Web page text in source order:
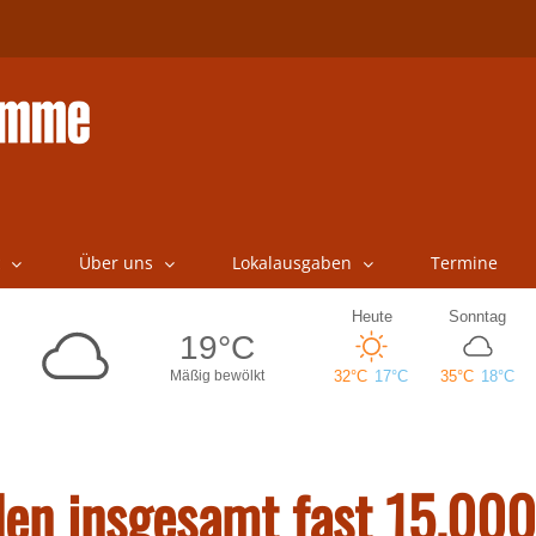
Über uns Lokalausgaben Termine
insgesamt fast